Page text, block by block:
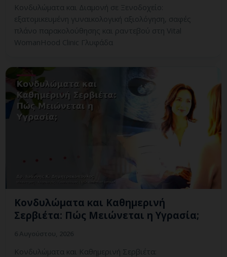
Κονδυλώματα και Διαμονή σε Ξενοδοχείο:
εξατομικευμένη γυναικολογική αξιολόγηση, σαφές
πλάνο παρακολούθησης και ραντεβού στη Vital
WomanHood Clinic Γλυφάδα
Κονδυλώματα και Καθημερινή
Σερβιέτα: Πώς Μειώνεται η Υγρασία;
Κονδυλώματα και Καθημερινή Σερβιέτα: